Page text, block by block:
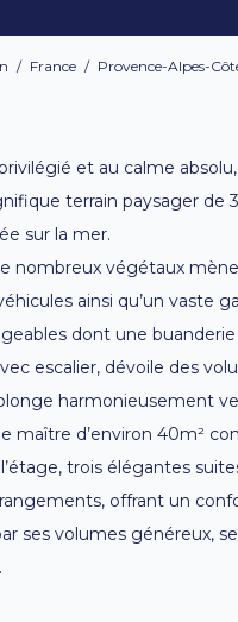
/ France / Provence-Alpes-
et au calme
terrain paysager de
sur la mer.
nombreux végétaux
ainsi qu’un vaste
dont une
escalier, dévoile des
harmonieusement
maître d’environ 40m²
trois élégantes
offrant un
ses volumes généreux,